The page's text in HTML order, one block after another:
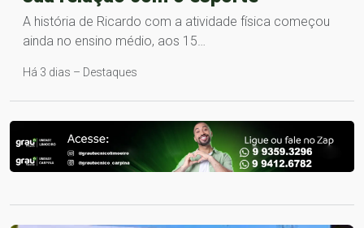
A história de Ricardo com a atividade física começou
ainda no ensino médio, aos 15…
Há 3 dias – Destaques